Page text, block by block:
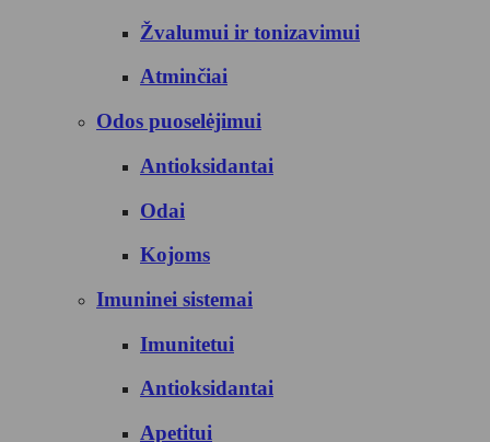
Žvalumui ir tonizavimui
Atminčiai
Odos puoselėjimui
Antioksidantai
Odai
Kojoms
Imuninei sistemai
Imunitetui
Antioksidantai
Apetitui